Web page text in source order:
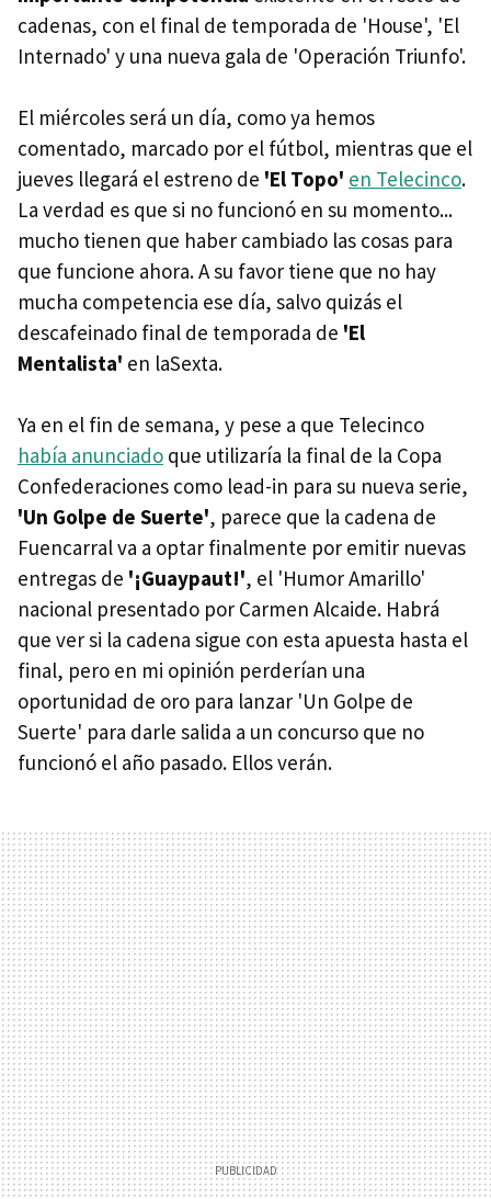
cadenas, con el final de temporada de 'House', 'El
Internado' y una nueva gala de 'Operación Triunfo'.
El miércoles será un día, como ya hemos
comentado, marcado por el fútbol, mientras que el
jueves llegará el estreno de 'El Topo' en Telecinco.
La verdad es que si no funcionó en su momento...
mucho tienen que haber cambiado las cosas para
que funcione ahora. A su favor tiene que no hay
mucha competencia ese día, salvo quizás el
descafeinado final de temporada de 'El
Mentalista' en laSexta.
Ya en el fin de semana, y pese a que Telecinco
había anunciado que utilizaría la final de la Copa
Confederaciones como lead-in para su nueva serie,
'Un Golpe de Suerte', parece que la cadena de
Fuencarral va a optar finalmente por emitir nuevas
entregas de '¡Guaypaut!', el 'Humor Amarillo'
nacional presentado por Carmen Alcaide. Habrá
que ver si la cadena sigue con esta apuesta hasta el
final, pero en mi opinión perderían una
oportunidad de oro para lanzar 'Un Golpe de
Suerte' para darle salida a un concurso que no
funcionó el año pasado. Ellos verán.